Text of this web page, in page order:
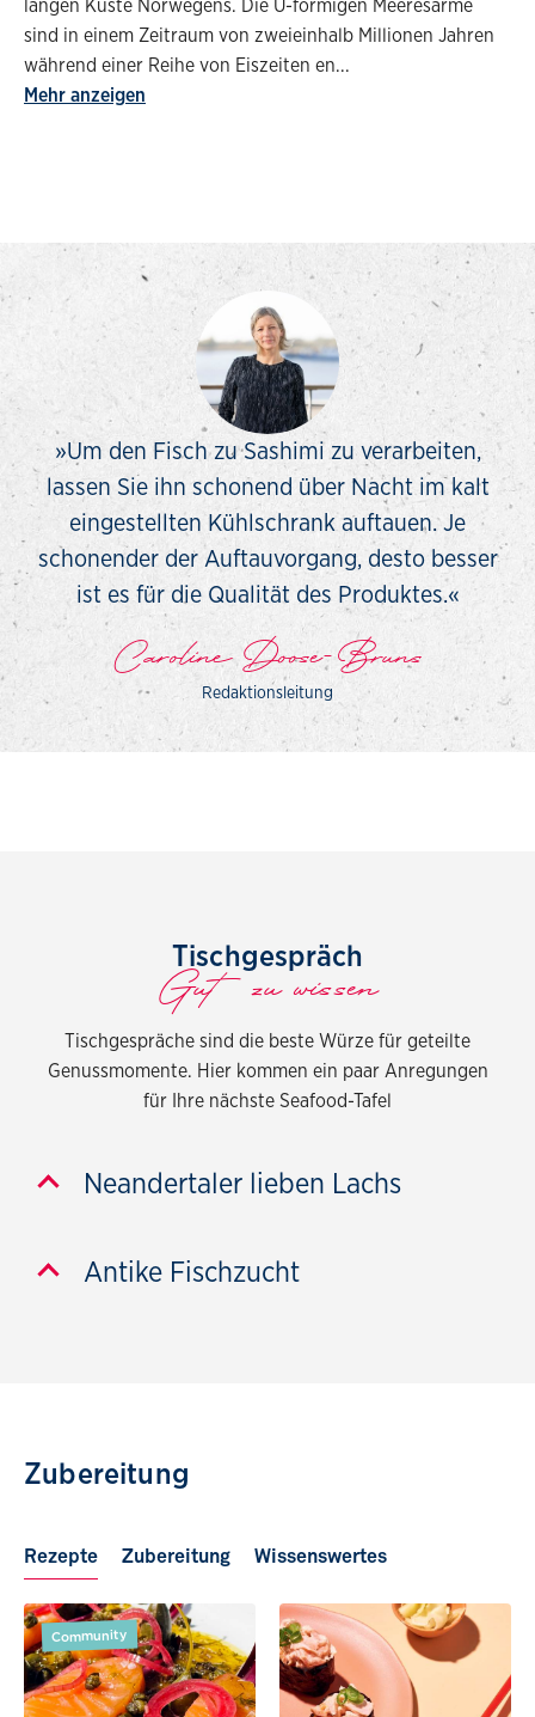
langen Küste Norwegens. Die U-förmigen Meeresarme
sind in einem Zeitraum von zweieinhalb Millionen Jahren
während einer Reihe von Eiszeiten en...
Mehr anzeigen
»Um den Fisch zu Sashimi zu verarbeiten,
lassen Sie ihn schonend über Nacht im kalt
eingestellten Kühlschrank auftauen. Je
schonender der Auftauvorgang, desto besser
ist es für die Qualität des Produktes.«
Caroline Doose-Bruns
Redaktionsleitung
Tischgespräch
Gut zu wissen
Tischgespräche sind die beste Würze für geteilte
Genussmomente. Hier kommen ein paar Anregungen
für Ihre nächste Seafood-Tafel
Neandertaler lieben Lachs
Antike Fischzucht
Zubereitung
Rezepte Zubereitung Wissenswertes
Community